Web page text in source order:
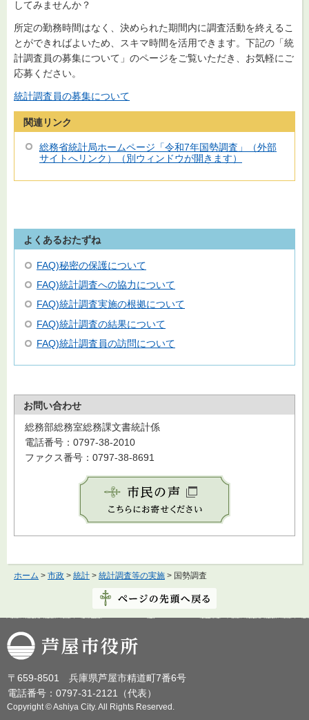
してみませんか？
所定の勤務時間はなく、決められた期間内に調査活動を終えるこ
とができればよいため、スキマ時間を活用できます。下記の「統
計調査員の募集について」のページをご覧いただき、お気軽にご
応募ください。
統計調査員の募集について
関連リンク
総務省統計局ホームページ「令和7年国勢調査」（外部
サイトへリンク）（別ウィンドウが開きます）
よくあるおたずね
FAQ)秘密の保護について
FAQ)統計調査への協力について
FAQ)統計調査実施の根拠について
FAQ)統計調査の結果について
FAQ)統計調査員の訪問について
お問い合わせ
総務部総務室総務課文書統計係
電話番号：0797-38-2010
ファクス番号：0797-38-8691
ホーム > 市政 > 統計 > 統計調査等の実施 > 国勢調査
芦屋市役所
〒659-8501 兵庫県芦屋市精道町7番6号
電話番号：0797-31-2121（代表）
Copyright © Ashiya City. All Rights Reserved.